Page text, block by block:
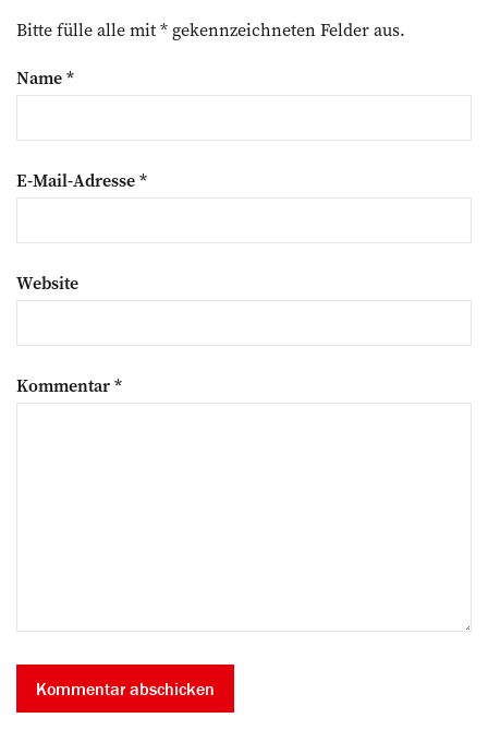
Bitte fülle alle mit * gekennzeichneten Felder aus.
Name*
E-Mail-Adresse*
Website
Kommentar*